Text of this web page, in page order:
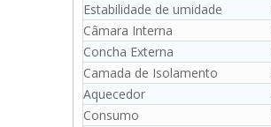
Estabilidade de umidade
Câmara Interna
Concha Externa
Camada de Isolamento
Aquecedor
Consumo